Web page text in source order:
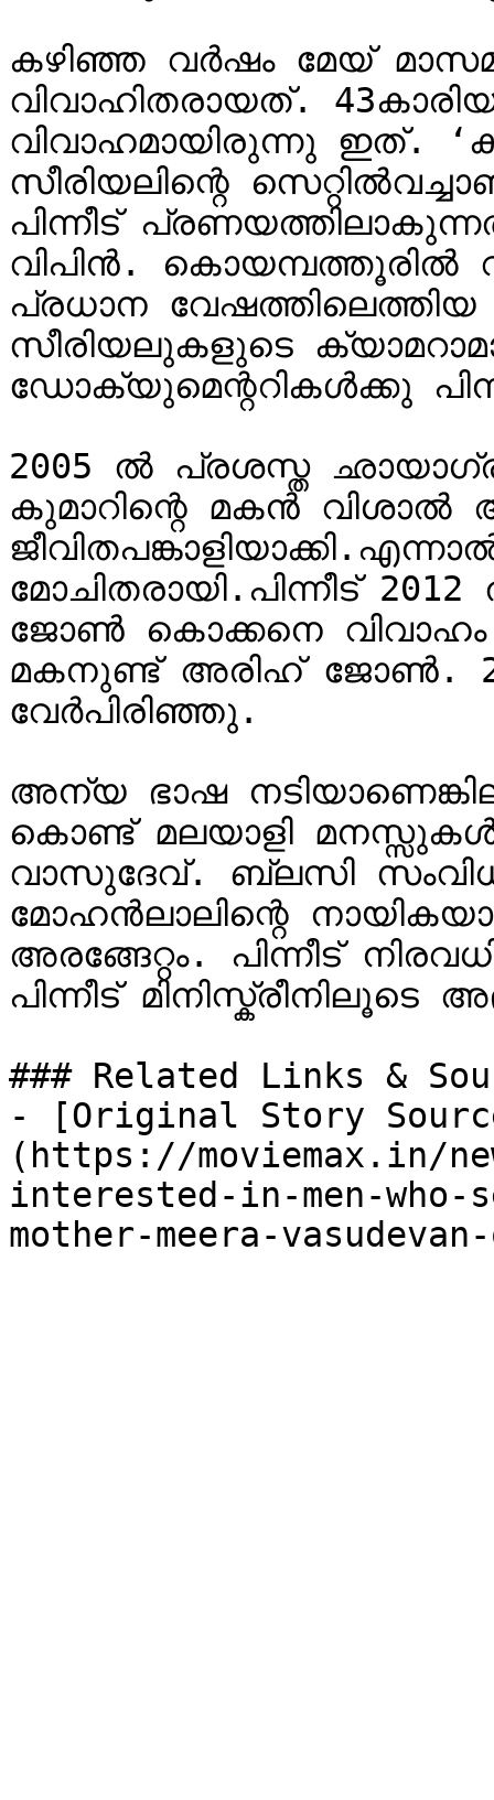
കഴിഞ്ഞ വര്‍ഷം മേയ്
വിവാഹിതരായത്.
വിവാഹമായിരുന്നു ഇത്.
സീരിയലിന്റെ
പിന്നീട്
വിപിൻ. കൊയമ്പത്തൂരിൽ
പ്രധാന
സീരിയലുകളുടെ
ഡോക്യുമെന്ററികൾക്കു
2005 ൽ പ്രശസ്ത
കുമാറിന്റെ മകൻ വിശാൽ
മോചിതരായി.പിന്നീട്
ജോൺ കൊക്കനെ
മകനുണ്ട് അരിഹ് ജോൺ.
വേർപിരിഞ്ഞു.
അന്യ ഭാഷ
കൊണ്ട്‌ മലയാളി മനസ്സുകള്‍ കീഴടക്കിയ നടിയാണ് മീരാ
വാസുദേവ്. ബ്ലസി
മോഹൻലാലിന്റെ
അരങ്ങേറ്റം. പിന്നീട്
പിന്നീട് മിനിസ്ക്രീനിലൂടെ
### Related Links &
- [Original Story
(https://moviemax.in/
interested-in-men-
mother-meera-